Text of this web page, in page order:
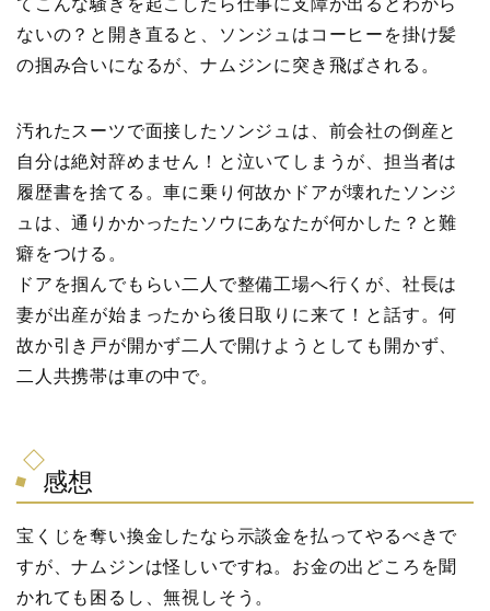
てこんな騒ぎを起こしたら仕事に支障が出るとわから
ないの？と開き直ると、ソンジュはコーヒーを掛け髪
の掴み合いになるが、ナムジンに突き飛ばされる。
汚れたスーツで面接したソンジュは、前会社の倒産と
自分は絶対辞めません！と泣いてしまうが、担当者は
履歴書を捨てる。車に乗り何故かドアが壊れたソンジ
ュは、通りかかったたソウにあなたが何かした？と難
癖をつける。
ドアを掴んでもらい二人で整備工場へ行くが、社長は
妻が出産が始まったから後日取りに来て！と話す。何
故か引き戸が開かず二人で開けようとしても開かず、
二人共携帯は車の中で。
感想
宝くじを奪い換金したなら示談金を払ってやるべきで
すが、ナムジンは怪しいですね。お金の出どころを聞
かれても困るし、無視しそう。